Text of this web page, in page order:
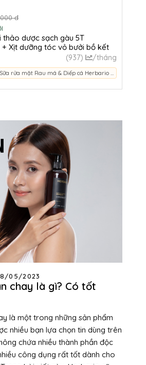
đ
dược sạch gàu 5T
Xịt dưỡng tóc vỏ bưởi bồ kết
(937) /tháng
05/2023
chay là gì? Có tốt
là một trong những sản phẩm
nhiều bạn lựa chọn tin dùng trên
chứa nhiều thành phần độc
công dụng rất tốt dành cho